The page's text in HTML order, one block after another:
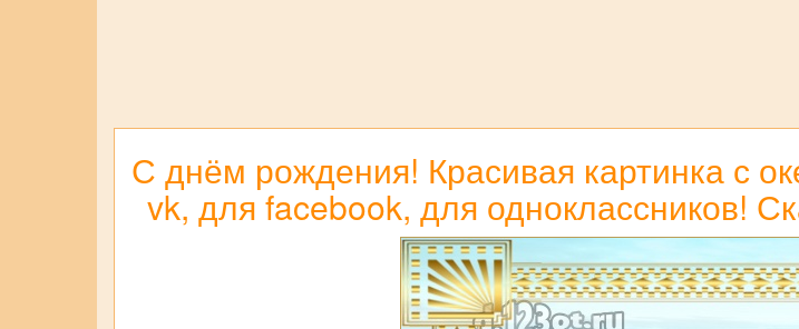
С днём рождения! Красивая картинка с
vk, для facebook, для одноклассников!